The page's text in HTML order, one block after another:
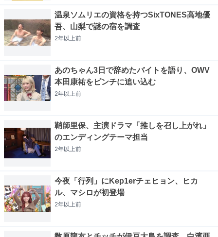
温泉ソムリエの資格を持つSixTONES高地優
吾、山梨で謎の宿を調査
2年以上前
あのちゃん3日で辞めたバイトを語り、OWV
本田康祐をピンチに追い込む
2年以上前
鞘師里保、主演ドラマ「推しを召し上がれ」
のエンディングテーマ担当
2年以上前
今夜「行列」にKep1erチェヒョン、ヒカ
ル、マシロが初登場
2年以上前